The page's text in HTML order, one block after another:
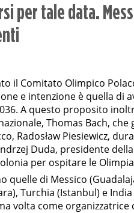
per tale data.
il Comitato Olimpico
e intenzione è quella di
A questo proposito
Thomas Bach, che
Radosław Piesiewicz,
Duda, presidente
per ospitare le
quelle di Messico
Turchia (Istanbul) e
volta come organizzatrice